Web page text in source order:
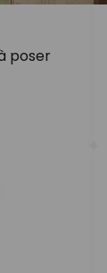
poser